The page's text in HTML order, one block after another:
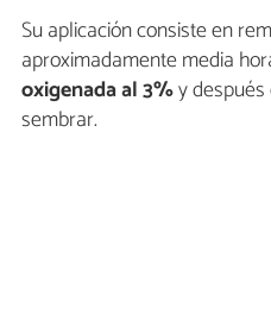
Su aplicación consiste en
aproximadamente media
oxigenada al 3%y
sembrar.